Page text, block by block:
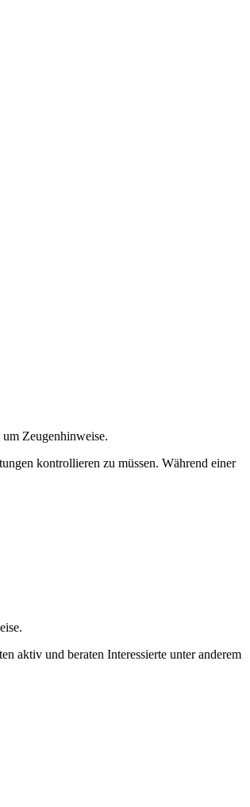
Zeugenhinweise.
kontrollieren zu müssen. Während einer
aktiv und beraten Interessierte unter anderem